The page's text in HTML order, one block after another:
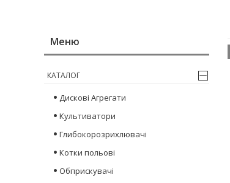
КАТАЛОГ
Дискові Агрегати
Культиватори
Глибокорозрихлювачі
Котки польові
Обприскувачі